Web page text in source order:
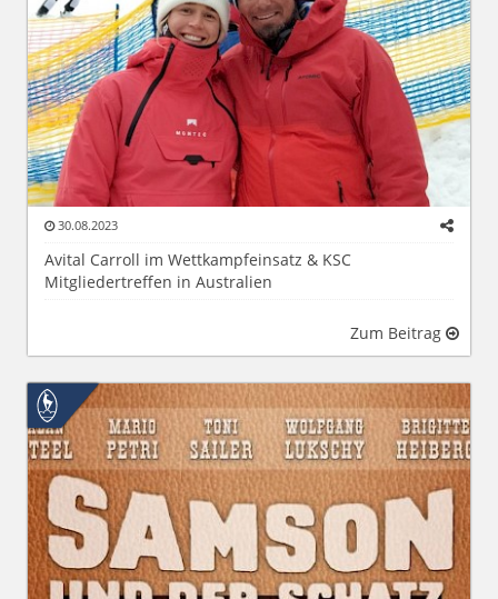
30.08.2023
Avital Carroll im Wettkampfeinsatz & KSC
Mitgliedertreffen in Australien
Zum Beitrag